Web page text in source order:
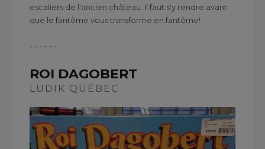
escaliers de l'ancien château. Il faut s'y rendre avant
que le fantôme vous transforme en fantôme!
------
ROI DAGOBERT
LUDIK QUÉBEC